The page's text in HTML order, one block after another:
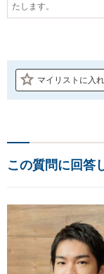
たします。
マイリストに入
この質問に回答